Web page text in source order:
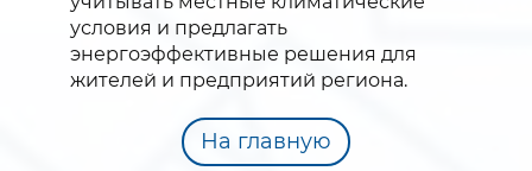
условия и предлагать
энергоэффективные решения для
жителей и предприятий региона.
На главную